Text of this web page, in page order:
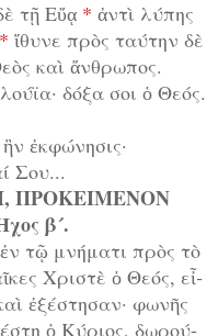
τῇ Εὔ­ᾳ * ἀν­τὶ λύ­πης
* ἴ­θυ­νε πρὸς ταύ­την δὲ
καὶ ἄν­θρω­πος.
δό­ξα σοι ὁ Θε­ός.
ἐκ­φώ­νη­σις·
Σου...
ΠΡΟΚΕΙΜΕΝΟΝ
β´.
τῷ μνή­μα­τι πρὸς τὸ
Χρι­στὲ ὁ Θε­ός, εἶ­
ἐ­ξέ­στη­σαν· φω­νῆς
ὁ Κύ­ρι­ος, δω­ρού­